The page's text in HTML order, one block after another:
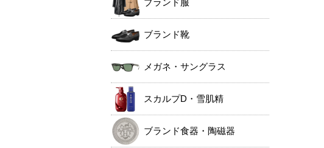
ブランド服
ブランド靴
メガネ・サングラス
スカルプD・雪肌精
ブランド食器・陶磁器